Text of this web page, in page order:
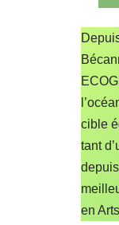
cible
tant
en